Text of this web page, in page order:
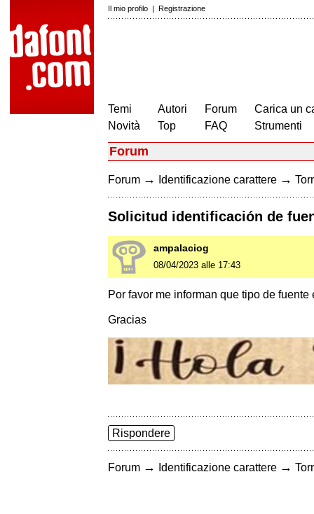
Il mio profilo | Registrazione
Temi
Novità
Autori
Top
Forum
FAQ
Carica un
Strumenti
Forum
Forum → Identificazione carattere →
Solicitud identificación de
ampalaciog
08/04/2023 alle 17:43
Por favor me informan que tipo de
Gracias
Rispondere
Forum → Identificazione carattere →